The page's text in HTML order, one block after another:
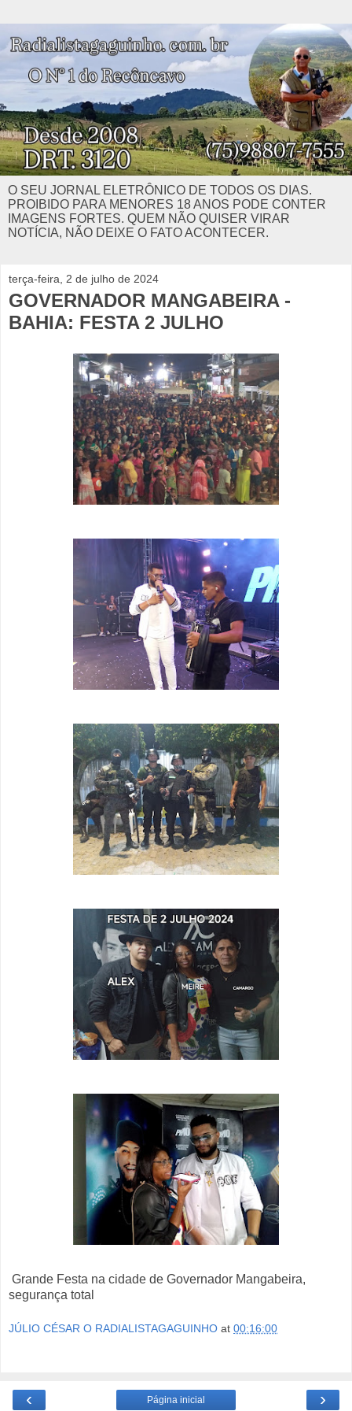
O SEU JORNAL ELETRÔNICO DE TODOS OS DIAS.
PROIBIDO PARA MENORES 18 ANOS PODE CONTER
IMAGENS FORTES. QUEM NÃO QUISER VIRAR
NOTÍCIA, NÃO DEIXE O FATO ACONTECER.
terça-feira, 2 de julho de 2024
GOVERNADOR MANGABEIRA -
BAHIA: FESTA 2 JULHO
Grande Festa na cidade de Governador Mangabeira,
segurança total
JÚLIO CÉSAR O RADIALISTAGAGUINHO at 00:16:00
‹ ›
Página inicial